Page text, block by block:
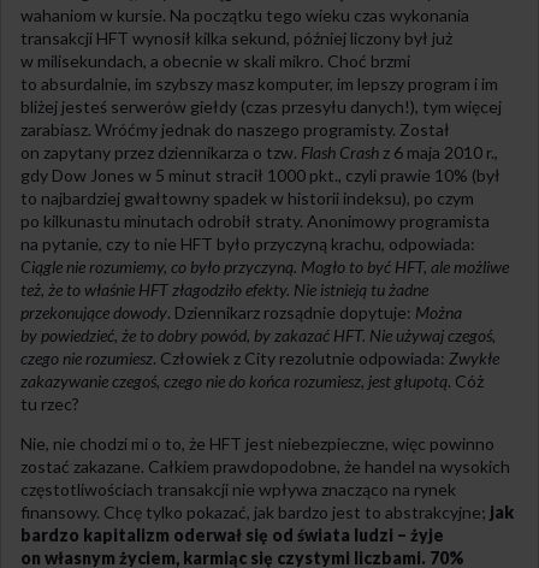
wahaniom w kursie. Na początku tego wieku czas wykonania
transakcji HFT wynosił kilka sekund, później liczony był już
w milisekundach, a obecnie w skali mikro. Choć brzmi
to absurdalnie, im szybszy masz komputer, im lepszy program i im
bliżej jesteś serwerów giełdy (czas przesyłu danych!), tym więcej
zarabiasz. Wróćmy jednak do naszego programisty. Został
on zapytany przez dziennikarza o tzw. Flash Crashz 6 maja 2010 r.,
gdy Dow Jones w 5 minut stracił 1000 pkt., czyli prawie 10% (był
to najbardziej gwałtowny spadek w historii indeksu), po czym
po kilkunastu minutach odrobił straty. Anonimowy programista
na pytanie, czy to nie HFT było przyczyną krachu, odpowiada:
Ciągle nie rozumiemy, co było przyczyną. Mogło to być HFT, ale możliwe
też, że to właśnie HFT złagodziło efekty. Nie istnieją tu żadne
przekonujące dowody. Dziennikarz rozsądnie dopytuje: Można
by powiedzieć, że to dobry powód, by zakazać HFT. Nie używaj czegoś,
czego nie rozumiesz. Człowiek z City rezolutnie odpowiada: Zwykłe
zakazywanie czegoś, czego nie do końca rozumiesz, jest głupotą. Cóż
tu rzec?
Nie, nie chodzi mi o to, że HFT jest niebezpieczne, więc powinno
zostać zakazane. Całkiem prawdopodobne, że handel na wysokich
częstotliwościach transakcji nie wpływa znacząco na rynek
finansowy. Chcę tylko pokazać, jak bardzo jest to abstrakcyjne; jak
bardzo kapitalizm oderwał się od świata ludzi – żyje
on własnym życiem, karmiąc się czystymi liczbami. 70%